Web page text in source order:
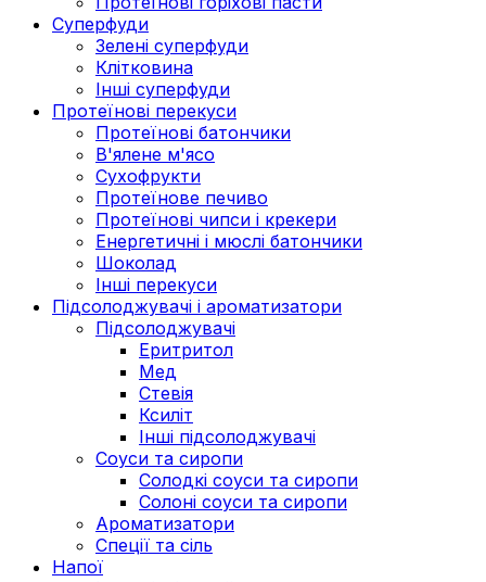
Суперфуди
Зелені суперфуди
Клітковина
Інші суперфуди
Протеїнові перекуси
Протеїнові батончики
В'ялене м'ясо
Сухофрукти
Протеїнове печиво
Протеїнові чипси і крекери
Енергетичні і мюслі батончики
Шоколад
Інші перекуси
Підсолоджувачі і ароматизатори
Підсолоджувачі
Еритритол
Мед
Стевія
Ксиліт
Інші підсолоджувачі
Соуси та сиропи
Солодкі соуси та сиропи
Солоні соуси та сиропи
Ароматизатори
Спеції та сіль
Напої